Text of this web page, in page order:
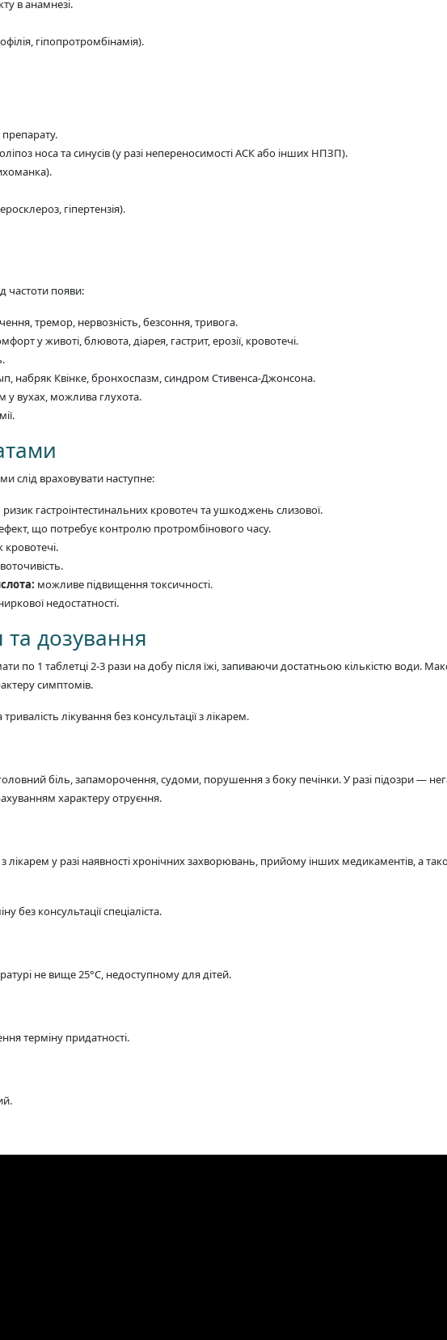
в анамнезі.
гіпопротромбінамія).
носа та синусів (у разі непереносимості АСК або інших НПЗП).
гіпертензія).
частоти появи:
тремор, нервозність, безсоння, тривога.
у животі, блювота, діарея, гастрит, ерозії, кровотечі.
набряк Квінке, бронхоспазм, синдром Стивенса-Джонсона.
вухах, можлива глухота.
слід враховувати наступне:
гастроінтестинальних кровотеч та ушкоджень слизової.
що потребує контролю протромбінового часу.
можливе підвищення токсичності.
недостатності.
дозування
по 1 таблетці 2-3 рази на добу після їжі, запиваючи достатньою кількістю води.
симптомів.
лікування без консультації з лікарем.
біль, запаморочення, судоми, порушення з боку печінки. У разі підозри —
характеру отруєння.
лікарем у разі наявності хронічних захворювань, прийому інших медикаментів, а
консультації спеціаліста.
не вище 25°C, недоступному для дітей.
терміну придатності.